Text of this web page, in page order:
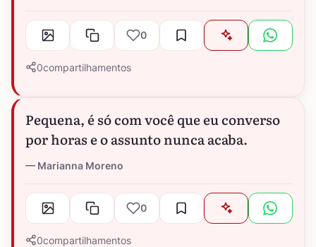
0
0compartilhamentos
Pequena, é só com você que eu converso
por horas e o assunto nunca acaba.
Marianna Moreno
0
0compartilhamentos